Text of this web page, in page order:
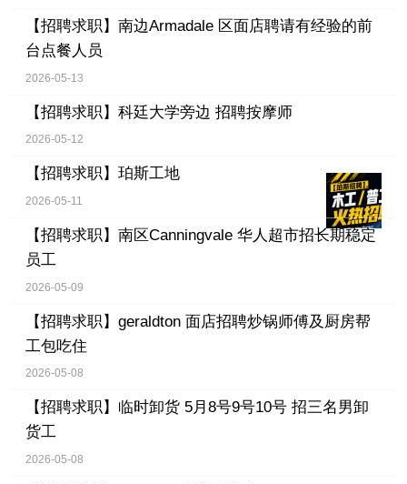
【招聘求职】 南边Armadale 区面店聘请有经验的前
台点餐人员
2026-05-13
【招聘求职】 科廷大学旁边 招聘按摩师
2026-05-12
【招聘求职】 珀斯工地
2026-05-11
【招聘求职】 南区Canningvale 华人超市招长期稳定
员工
2026-05-09
【招聘求职】 geraldton 面店招聘炒锅师傅及厨房帮
工包吃住
2026-05-08
【招聘求职】 临时卸货 5月8号9号10号 招三名男卸
货工
2026-05-08